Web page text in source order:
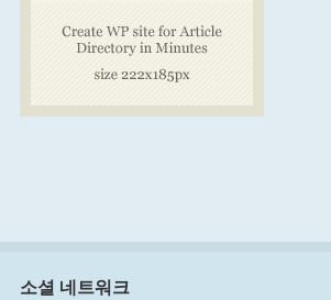
소셜 네트워크